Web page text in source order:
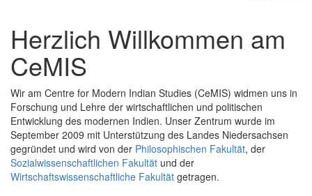
Herzlich Willkommen am
CeMIS
Wir am Centre for Modern Indian Studies (CeMIS) widmen uns in
Forschung und Lehre der wirtschaftlichen und politischen
Entwicklung des modernen Indien. Unser Zentrum wurde im
September 2009 mit Unterstützung des Landes Niedersachsen
gegründet und wird von der Philosophischen Fakultät, der
Sozialwissenschaftlichen Fakultät und der
Wirtschaftswissenschaftliche Fakultät getragen.